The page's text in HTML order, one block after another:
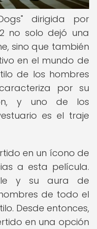
dirigida por
no solo dejó una
sino que también
en el mundo de
de los hombres
por su
y uno de los
es el traje
en un ícono de
a esta película.
y su aura de
de todo el
Desde entonces,
en una opción